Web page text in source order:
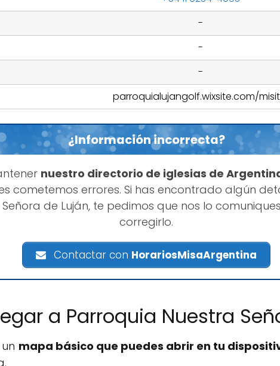
-
-
-
parroquialujangolf.wixsite.com/
¿Información incorrecta?
nuestro directorio de iglesias de
cometemos errores. Si has encontrado algún
de Luján, te pedimos que nos lo
corregirlo.
Contactar con HorariosMisaArgentina
a Parroquia Nuestra
mapa básico que puedes abrir en tu